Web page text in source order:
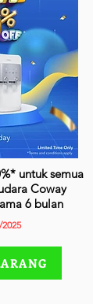
untuk semua
Coway
6 bulan